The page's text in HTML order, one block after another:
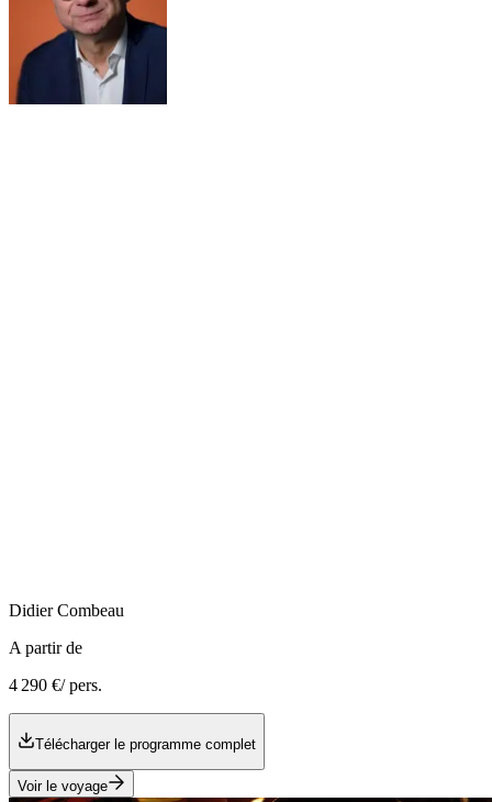
Didier Combeau
A partir de
4 290 €/ pers.
Télécharger le programme complet
Voir le voyage